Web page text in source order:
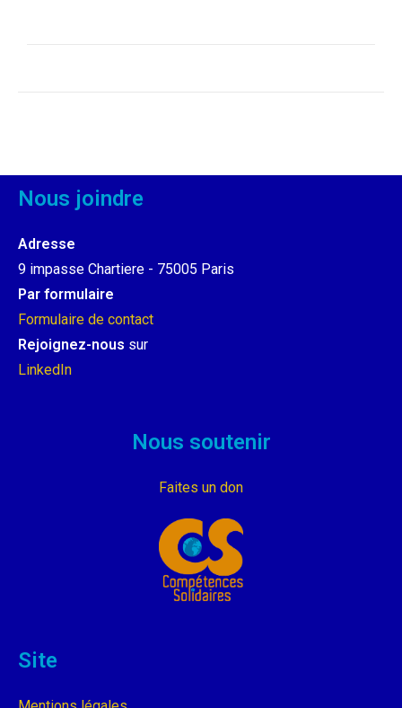
Nous joindre
Adresse
9 impasse Chartiere - 75005 Paris
Par formulaire
Formulaire de contact
Rejoignez-nous sur
LinkedIn
Nous soutenir
Faites un don
Site